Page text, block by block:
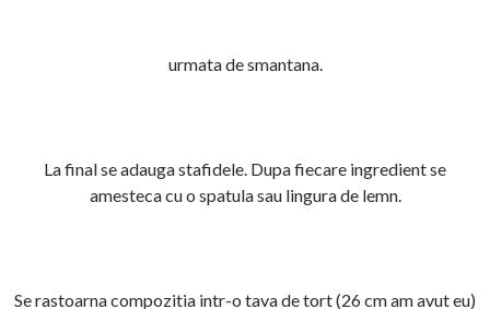
urmata de smantana.
La final se adauga stafidele. Dupa fiecare ingredient se
amesteca cu o spatula sau lingura de lemn.
Se rastoarna compozitia intr-o tava de tort (26 cm am avut eu)